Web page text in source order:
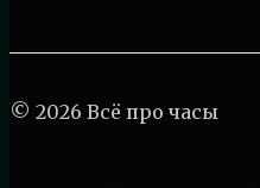
© 2026 Всё про часы